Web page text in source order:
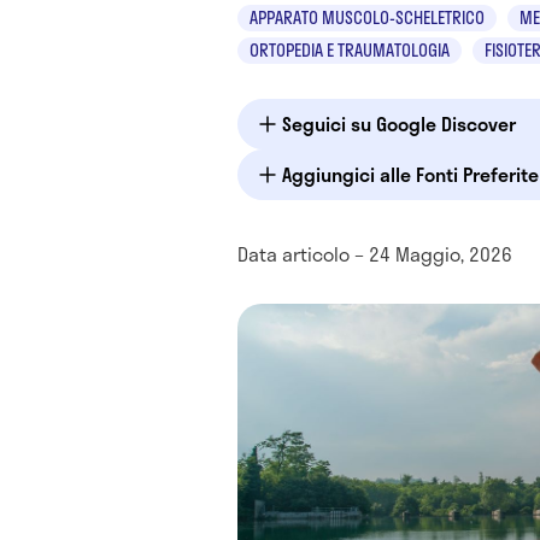
APPARATO MUSCOLO-SCHELETRICO
ORTOPEDIA E TRAUMATOLOGIA
Seguici su Google Discover
Aggiungici alle Fonti
Data articolo – 24 Maggio, 2026